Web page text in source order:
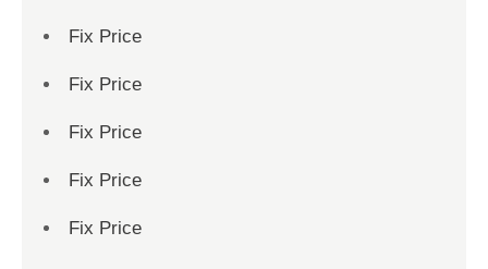
Fix Price
Fix Price
Fix Price
Fix Price
Fix Price